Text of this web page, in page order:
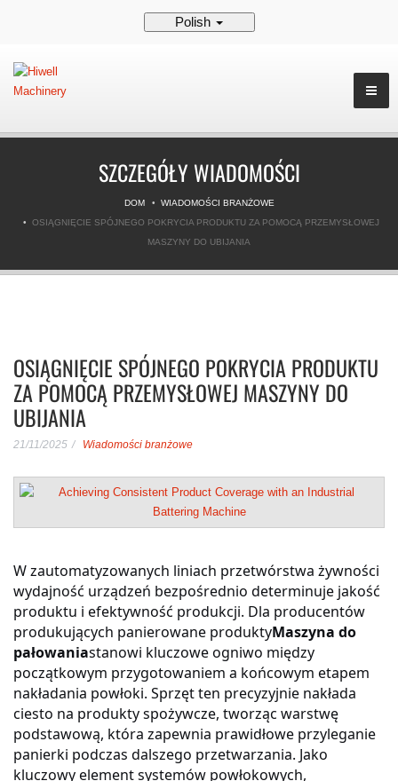
Polish
SZCZEGÓŁY WIADOMOŚCI
DOM
WIADOMOŚCI BRANŻOWE
OSIĄGNIĘCIE SPÓJNEGO POKRYCIA PRODUKTU ZA POMOCĄ PRZEMYSŁOWEJ
MASZYNY DO UBIJANIA
OSIĄGNIĘCIE SPÓJNEGO POKRYCIA PRODUKTU
ZA POMOCĄ PRZEMYSŁOWEJ MASZYNY DO
UBIJANIA
21/11/2025 Wiadomości branżowe